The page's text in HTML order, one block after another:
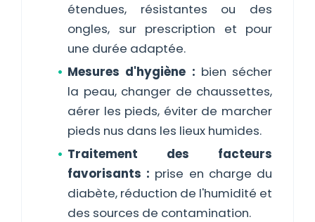
étendues, résistantes ou des
ongles, sur prescription et pour
une durée adaptée.
Mesures d'hygiène : bien sécher
la peau, changer de chaussettes,
aérer les pieds, éviter de marcher
pieds nus dans les lieux humides.
Traitement des facteurs
favorisants : prise en charge du
diabète, réduction de l'humidité et
des sources de contamination.